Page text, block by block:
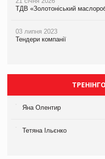
ТДВ «Золотоніський
03 липня 2023
Тендери компанії
Яна Олентир
Тетяна Ільєнко